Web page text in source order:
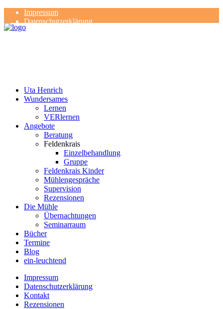
Impressum
Datenschutzerklärung
Kontakt
Uta Henrich
Wundersames
Lernen
VERlernen
Angebote
Beratung
Feldenkrais
Einzelbehandlung
Gruppe
Feldenkrais Kinder
Mühlengespräche
Supervision
Rezensionen
Die Mühle
Übernachtungen
Seminarraum
Bücher
Termine
Blog
ein-leuchtend
Impressum
Datenschutzerklärung
Kontakt
Rezensionen